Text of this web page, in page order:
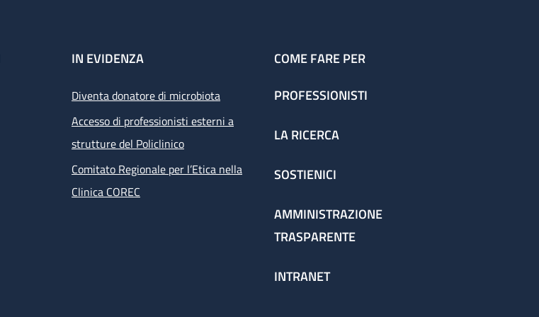
IN EVIDENZA
Diventa donatore di microbiota
Accesso di professionisti esterni a
strutture del Policlinico
Comitato Regionale per l’Etica nella
Clinica COREC
COME FARE PER
PROFESSIONISTI
LA RICERCA
SOSTIENICI
AMMINISTRAZIONE
TRASPARENTE
INTRANET